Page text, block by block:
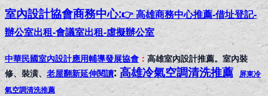
室內設計協會商務中心:👉 高雄商務中心推薦-借址登記-
辦公室出租-會議室出租-虛擬辦公室
中華民國室內設計應用輔導發展協會 ： 高雄室內設計推薦。室內裝
修、裝潢、 老屋翻新延伸閱讀: 高雄冷氣空調清洗推薦 屏東冷
氣空調清洗推薦